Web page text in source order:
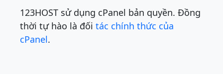
123HOST sử dụng cPanel bản quyền. Đồng
thời tự hào là đối tác chính thức của
cPanel.